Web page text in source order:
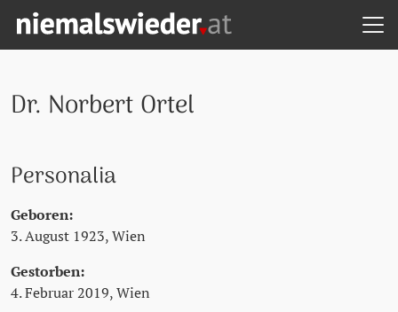
Zum Hauptinhalt springen
Zum Hauptmenü springen
Zu den Quicklinks springen
NIEMALS WIEDER! - STARTSEITE
Dr. Norbert Ortel
Personalia
Geboren:
3. August 1923, Wien
Gestorben:
4. Februar 2019, Wien